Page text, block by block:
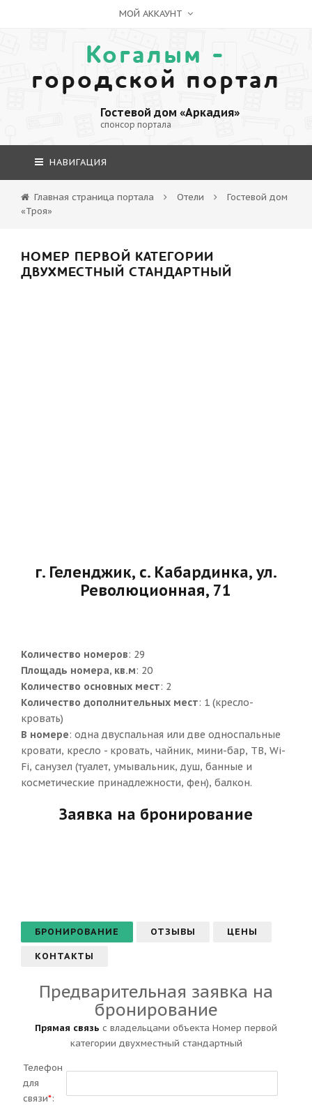
МОЙ АККАУНТ
Когалым -
городской портал
Гостевой дом «Аркадия»
спонсор портала
НАВИГАЦИЯ
Главная страница портала Отели
Гостевой дом
«Троя»
НОМЕР ПЕРВОЙ КАТЕГОРИИ
ДВУХМЕСТНЫЙ СТАНДАРТНЫЙ
г. Геленджик, с. Кабардинка, ул.
Революционная, 71
Количество номеров: 29
Площадь номера, кв.м: 20
Количество основных мест: 2
Количество дополнительных мест: 1 (кресло-
кровать)
В номере: одна двуспальная или две односпальные
кровати, кресло - кровать, чайник, мини-бар, ТВ, Wi-
Fi, санузел (туалет, умывальник, душ, банные и
косметические принадлежности, фен), балкон.
Заявка на бронирование
БРОНИРОВАНИЕ ОТЗЫВЫ ЦЕНЫ
КОНТАКТЫ
Предварительная заявка на
бронирование
Прямая связь с владельцами объекта Номер первой
категории двухместный стандартный
Телефон
для
связи*: